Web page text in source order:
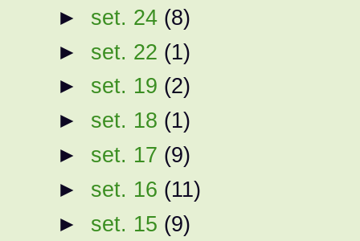
► set. 24 (8)
► set. 22 (1)
► set. 19 (2)
► set. 18 (1)
► set. 17 (9)
► set. 16 (11)
► set. 15 (9)